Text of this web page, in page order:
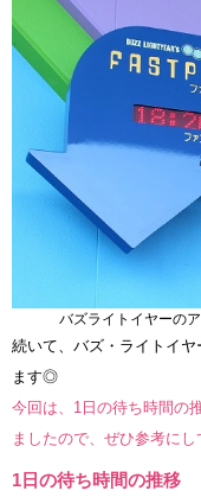
バズライトイヤーの
続いて、バズ・ライトイ
ます◎
今回は、1日の待ち時間の
ましたので、ぜひ参考にし
1日の待ち時間の推移